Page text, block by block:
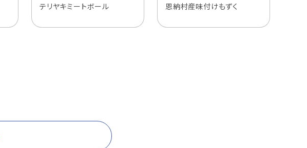
テリヤキミートボール
恩納村産味付けもずく